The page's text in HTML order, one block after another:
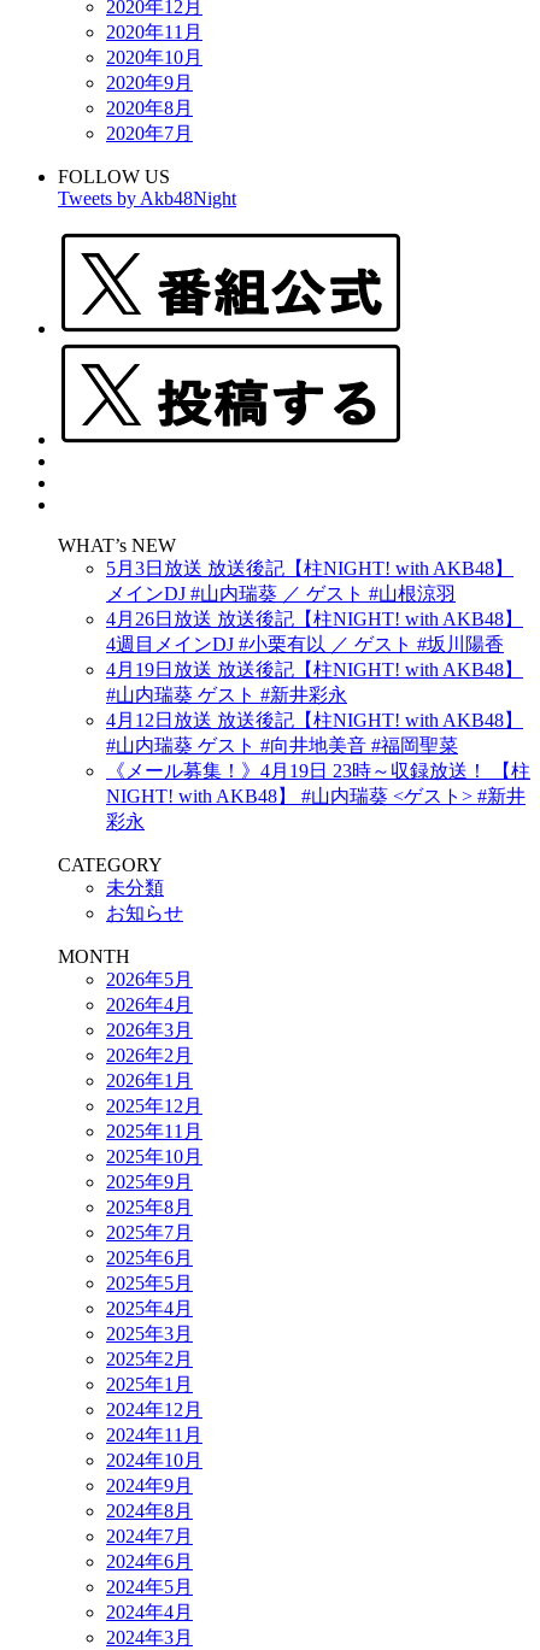
2020年12月
2020年11月
2020年10月
2020年9月
2020年8月
2020年7月
FOLLOW US
Tweets by Akb48Night
WHAT’s NEW
5月3日放送 放送後記【柱NIGHT! with AKB48】
メインDJ #山内瑞葵 ／ ゲスト #山根涼羽
4月26日放送 放送後記【柱NIGHT! with AKB48】
4週目メインDJ #小栗有以 ／ ゲスト #坂川陽香
4月19日放送 放送後記【柱NIGHT! with AKB48】
#山内瑞葵 ゲスト #新井彩永
4月12日放送 放送後記【柱NIGHT! with AKB48】
#山内瑞葵 ゲスト #向井地美音 #福岡聖菜
《メール募集！》4月19日 23時～収録放送！ 【柱
NIGHT! with AKB48】 #山内瑞葵 <ゲスト> #新井
彩永
CATEGORY
未分類
お知らせ
MONTH
2026年5月
2026年4月
2026年3月
2026年2月
2026年1月
2025年12月
2025年11月
2025年10月
2025年9月
2025年8月
2025年7月
2025年6月
2025年5月
2025年4月
2025年3月
2025年2月
2025年1月
2024年12月
2024年11月
2024年10月
2024年9月
2024年8月
2024年7月
2024年6月
2024年5月
2024年4月
2024年3月